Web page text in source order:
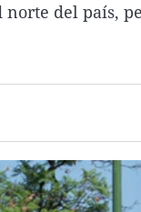
del país,